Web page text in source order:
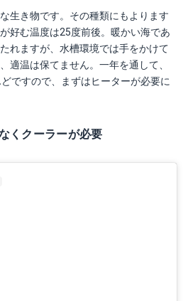
生き物です。その種類にもよります
好む温度は25度前後。暖かい海であ
れますが、水槽環境では手をかけて
適温は保てません。一年を通して、
ですので、まずはヒーターが必要に
くクーラーが必要